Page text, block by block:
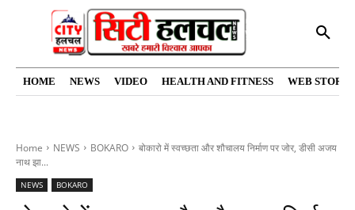
HOME NEWS VIDEO HEALTH AND FITNESS WEB
Home NEWS BOKARO
बोकारो में स्वच्छता और शौचालय निर्माण पर जोर, डीसी अजय
नाथ झा...
NEWS BOKARO